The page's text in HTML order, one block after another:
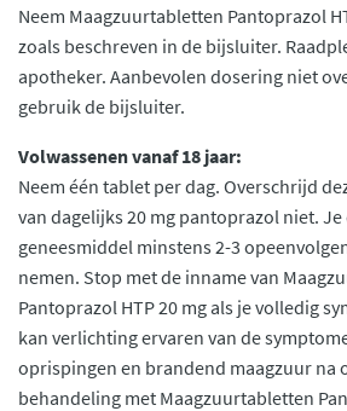
Neem Maagzuurtabletten Pantoprazol
zoals beschreven in de bijsluiter.
apotheker. Aanbevolen dosering niet
gebruik de bijsluiter.
Volwassenen vanaf 18 jaar:
Neem één tablet per dag. Overschrijd
van dagelijks 20 mg pantoprazol niet.
geneesmiddel minstens 2-3
nemen. Stop met de inname van
Pantoprazol HTP 20 mg als je volledig
kan verlichting ervaren van de
oprispingen en brandend maagzuur na
behandeling met Maagzuurtabletten